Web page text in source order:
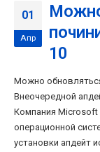
01
Апр
10
Можно
Внеочередной
Компания Microsoft
операционной
установки апдейт